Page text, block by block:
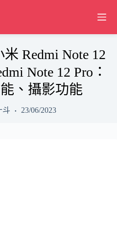
米 Redmi Note 12
Note 12 Pro：
、攝影功能
斗 23/06/2023